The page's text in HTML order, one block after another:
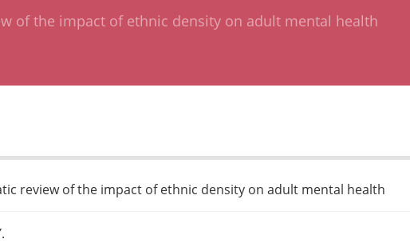
of the impact of ethnic density on adult mental health
review of the impact of ethnic density on adult mental health